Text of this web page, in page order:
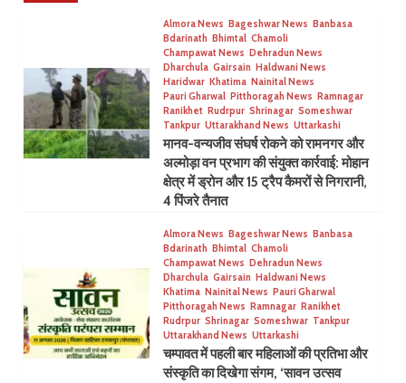
Almora News Bageshwar News Banbasa
Bdarinath Bhimtal Chamoli
Champawat News Dehradun News
Dharchula Gairsain Haldwani News
Haridwar Khatima Nainital News
Pauri Gharwal Pitthoragah News Ramnagar
Ranikhet Rudrpur Shrinagar Someshwar
Tankpur Uttarakhand News Uttarkashi
मानव-वन्यजीव संघर्ष रोकने को रामनगर और
अल्मोड़ा वन प्रभाग की संयुक्त कार्रवाई: मोहान
क्षेत्र में ड्रोन और 15 ट्रैप कैमरों से निगरानी,
4 पिंजरे तैनात
Almora News Bageshwar News Banbasa
Bdarinath Bhimtal Chamoli
Champawat News Dehradun News
Dharchula Gairsain Haldwani News
Khatima Nainital News Pauri Gharwal
Pitthoragah News Ramnagar Ranikhet
Rudrpur Shrinagar Someshwar Tankpur
Uttarakhand News Uttarkashi
चम्पावत में पहली बार महिलाओं की प्रतिभा और
संस्कृति का दिखेगा संगम, ‘सावन उत्सव